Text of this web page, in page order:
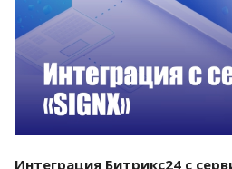
Интеграция Битрикс24 с